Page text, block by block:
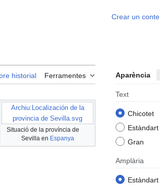
Crear un conte
historial Ferramentes Aparència
Text
Chicotet
Estàndart
Gran
Amplària
Estàndart
Archiu:Localización de la
provincia de Sevilla.svg
Situació de la província de
Sevilla en Espanya